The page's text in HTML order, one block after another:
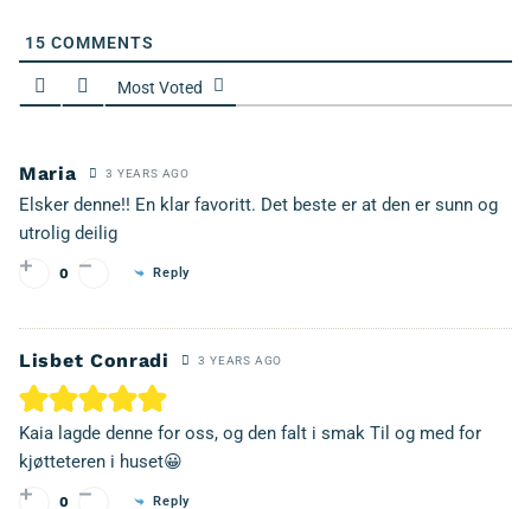
15 COMMENTS
Most Voted
Maria 3 YEARS AGO
Elsker denne!! En klar favoritt. Det beste er at den er sunn og
utrolig deilig
0 Reply
Lisbet Conradi 3 YEARS AGO
Kaia lagde denne for oss, og den falt i smak Til og med for
kjøtteteren i huset😀
0 Reply